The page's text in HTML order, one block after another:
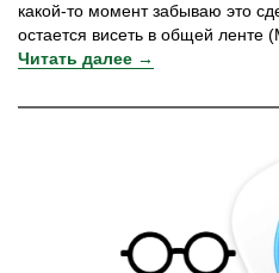
какой-то момент забываю это
остается висеть в общей ленте
Читать далее →